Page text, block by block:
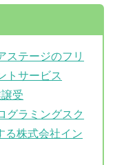
ステージのフリ
トサービス
受
グラミングスク
る株式会社イン